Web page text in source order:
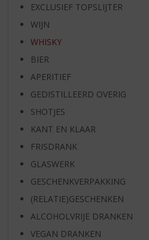
EXCLUSIEF TOPSLIJTER
WIJN
WHISKY
BIER
APERITIEF
GEDISTILLEERD OVERIG
SHOTJES
KANT EN KLAAR
FRISDRANK
GLASWERK
GESCHENKVERPAKKING
(RELATIE)GESCHENKEN
ALCOHOLVRIJE DRANKEN
VEGAN DRANKEN